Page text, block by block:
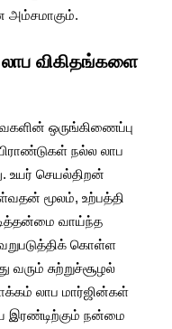
அம்சமாகும்.
லாப விகிதங்களை
ஒருங்கிணைப்பு
நல்ல லாப
உயர் செயல்திறன்
மூலம், உற்பத்தி
வாய்ந்த
கொள்ள
வரும் சுற்றுச்சூழல்
லாப மார்ஜின்கள்
இரண்டிற்கும் நன்மை